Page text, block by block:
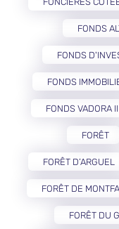
FONDS
FONDS
FONDS
FONDS VADORA II
FORÊT
FORÊT D’ARGUEL
FORÊT DE
FORÊT DU